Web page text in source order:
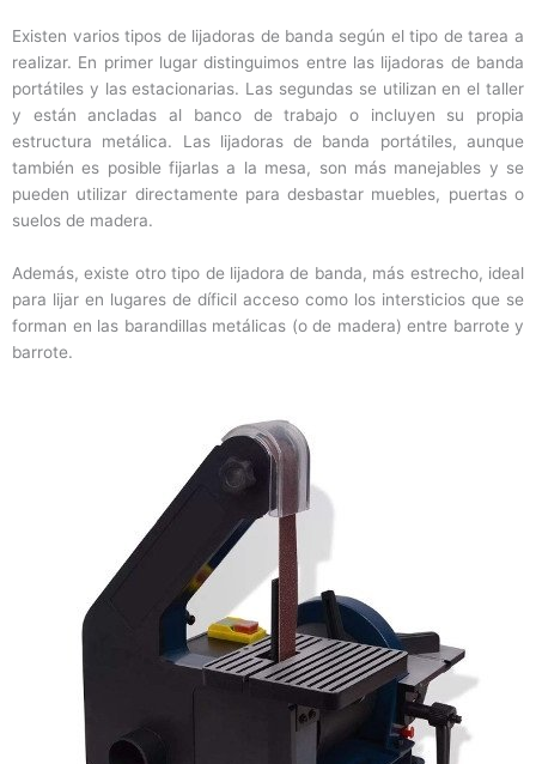
Existen varios tipos de lijadoras de banda según el tipo de tarea a
realizar. En primer lugar distinguimos entre las lijadoras de banda
portátiles y las estacionarias. Las segundas se utilizan en el taller
y están ancladas al banco de trabajo o incluyen su propia
estructura metálica. Las lijadoras de banda portátiles, aunque
también es posible fijarlas a la mesa, son más manejables y se
pueden utilizar directamente para desbastar muebles, puertas o
suelos de madera.
Además, existe otro tipo de lijadora de banda, más estrecho, ideal
para lijar en lugares de díficil acceso como los intersticios que se
forman en las barandillas metálicas (o de madera) entre barrote y
barrote.